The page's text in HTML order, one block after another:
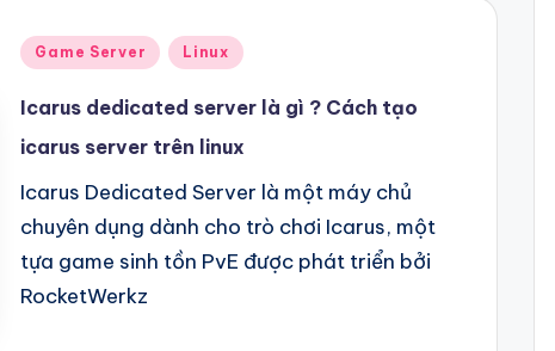
Posted
Game Server Linux
Icarus dedicated server là gì ? Cách tạo
icarus server trên linux
Icarus Dedicated Server là một máy chủ
chuyên dụng dành cho trò chơi Icarus, một
tựa game sinh tồn PvE được phát triển bởi
RocketWerkz